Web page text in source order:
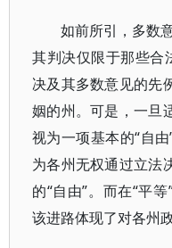
如前所引，多数
其判决仅限于那些合
决及其多数意见的先
姻的州。可是，一旦
视为一项基本的“自
为各州无权通过立法
的“自由”。而在“平
该进路体现了对各州